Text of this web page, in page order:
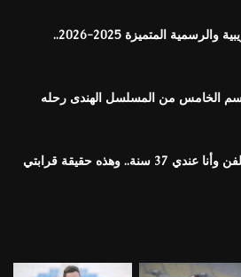
مصروفات المدارس التجريبية والرسمية المتميزة 2025-2026..
الخامس من المسلسل الهندى رحله
مريم سعيد صالح: دخلت الفن وأنا عندي 37 سنة.. وهذه حقيقة قرابتي